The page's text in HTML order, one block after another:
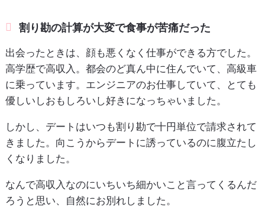
割り勘の計算が大変で食事が苦痛だった
出会ったときは、顔も悪くなく仕事ができる方でした。
高学歴で高収入。都会のど真ん中に住んでいて、高級車
に乗っています。エンジニアのお仕事していて、とても
優しいしおもしろいし好きになっちゃいました。
しかし、デートはいつも割り勘で十円単位で請求されて
きました。向こうからデートに誘っているのに腹立たし
くなりました。
なんで高収入なのにいちいち細かいこと言ってくるんだ
ろうと思い、自然にお別れしました。